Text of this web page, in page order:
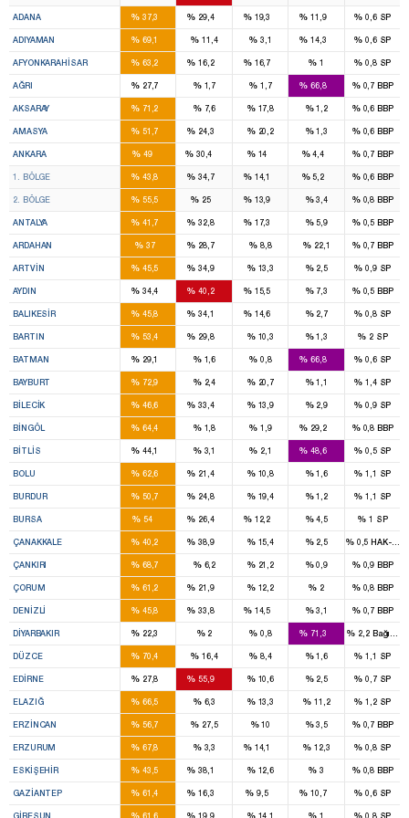
ADANA %37,3 % 29,4 %19,3 % 11,9 % 0,6 SP
ADIYAMAN %69,1 % 11,4 % 3,1 % 14,3 % 0,6 SP
AFYONKARAHISAR %63,2 % 16,2 %16,7 % 1 % 0,8 SP
AĞRI %27,7 %1,7 % 1,7 % 66,8 %0,7BBP
AKSARAY %71,2 %7,6 %17,8 %1,2 %0,6BBP
AMASYA %51,7 % 24,3 %20,2 %1,3 %0,6BBP
ANKARA % 49 %30,4 %14 %4,4 %0,7BBP
1. BÖLGE %43,8 % 34,7 %14,1 %5,2 %0,6BBP
2. BÖLGE %55,5 % 25 %13,9 %3,4 %0,8BBP
ANTALYA %41,7 % 32,8 %17,3 %5,9 %0,5BBP
ARDAHAN %37 % 28,7 % 8,8 % 22,1 %0,7BBP
ARTVIN %45,5 % 34,9 %13,3 %2,5 % 0,9 SP
AYDIN %34,4 % 40,2 %15,5 %7,3 %0,5BBP
BALIKESIR %45,8 % 34,1 %14,6 %2,7 % 0,8 SP
BARTIN %53,4 % 29,8 %10,3 %1,3 %2 SP
BATMAN %29,1 %1,6 % 0,8 % 66,8 % 0,6 SP
BAYBURT %72,9 %2,4 %20,7 %1,1 % 1,4 SP
BILECIK %46,6 % 33,4 %13,9 %2,9 % 0,9 SP
BINGÖL %64,4 %1,8 % 1,9 % 29,2 %0,8BBP
BITLIS %44,1 %3,1 % 2,1 % 48,6 % 0,5 SP
BOLU %62,6 % 21,4 %10,8 %1,6 % 1,1 SP
BURDUR %50,7 % 24,8 %19,4 %1,2 % 1,1 SP
BURSA % 54 % 26,4 %12,2 %4,5 %1 SP
ÇANAKKALE %40,2 % 38,9 %15,4 %2,5 %0,5HAK-PAR
ÇANKIRI %68,7 %6,2 %21,2 %0,9 %0,9BBP
ÇORUM %61,2 % 21,9 %12,2 % 2 %0,8BBP
DENIZLI %45,8 % 33,8 %14,5 %3,1 %0,7BBP
DIYARBAKIR %22,3 %2 % 0,8 % 71,3 % 2,2
DÜZCE %70,4 % 16,4 % 8,4 %1,6 % 1,1 SP
EDIRNE %27,8 % 55,9 %10,6 %2,5 % 0,7 SP
ELAZIĞ %66,5 %6,3 %13,3 % 11,2 % 1,2 SP
ERZINCAN %56,7 % 27,5 %10 %3,5 %0,7BBP
ERZURUM %67,8 %3,3 %14,1 % 12,3 % 0,8 SP
ESKIŞEHIR %43,5 % 38,1 %12,6 % 3 %0,8BBP
GAZIANTEP %61,4 % 16,3 % 9,5 % 10,7 % 0,6 SP
GIRESUN %61,6 % 19,9 %14,1 % 1 % 0,8 SP